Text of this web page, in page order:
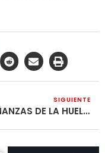
SIGUIENTE
ENSEÑANZAS DE LA HUELGA DE VIGILANTES EN EL CERREJÓN